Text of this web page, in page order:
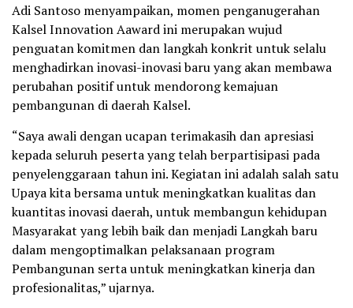
Adi Santoso menyampaikan, momen penganugerahan
Kalsel Innovation Aaward ini merupakan wujud
penguatan komitmen dan langkah konkrit untuk selalu
menghadirkan inovasi-inovasi baru yang akan membawa
perubahan positif untuk mendorong kemajuan
pembangunan di daerah Kalsel.
“Saya awali dengan ucapan terimakasih dan apresiasi
kepada seluruh peserta yang telah berpartisipasi pada
penyelenggaraan tahun ini. Kegiatan ini adalah salah satu
Upaya kita bersama untuk meningkatkan kualitas dan
kuantitas inovasi daerah, untuk membangun kehidupan
Masyarakat yang lebih baik dan menjadi Langkah baru
dalam mengoptimalkan pelaksanaan program
Pembangunan serta untuk meningkatkan kinerja dan
profesionalitas,” ujarnya.